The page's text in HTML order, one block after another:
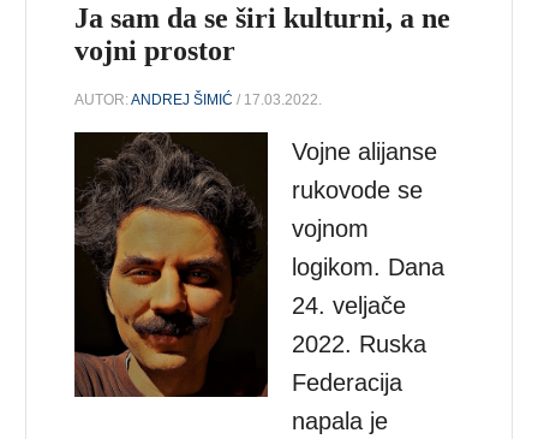
Ja sam da se širi kulturni, a ne
vojni prostor
AUTOR:ANDREJ ŠIMIĆ / 17.03.2022.
Vojne alijanse
rukovode se
vojnom
logikom. Dana
24. veljače
2022. Ruska
Federacija
napala je